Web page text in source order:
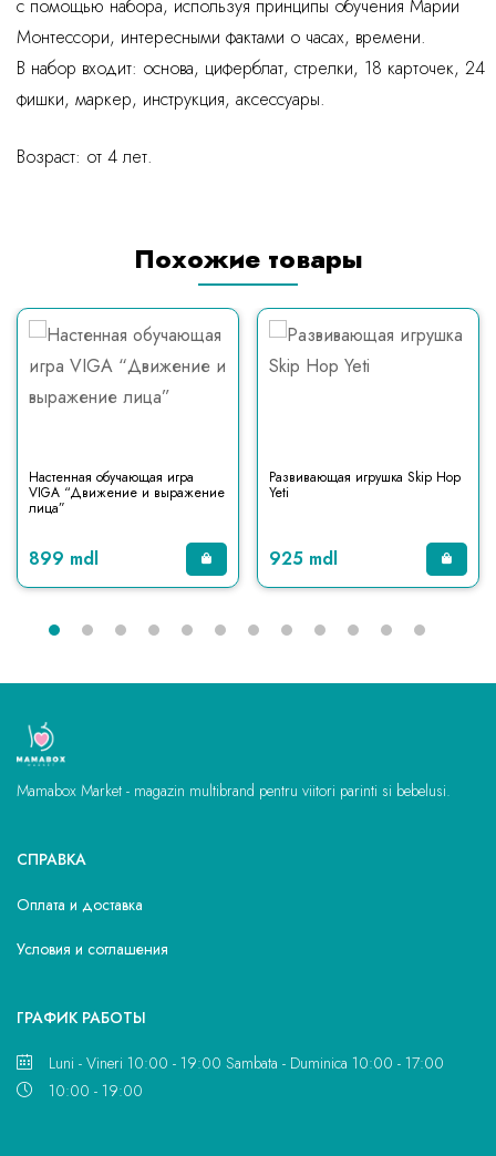
с помощью набора, используя принципы обучения Марии
Монтессори, интересными фактами о часах, времени.
В набор входит: основа, циферблат, стрелки, 18 карточек, 24
фишки, маркер, инструкция, аксессуары.
Возраст: от 4 лет.
Похожие товары
Настенная обучающая игра
VIGA “Движение и выражение
лица”
899 mdl
Развивающая игрушка Skip Hop
Yeti
925 mdl
Mamabox Market - magazin multibrand pentru viitori parinti si bebelusi.
СПРАВКА
Оплата и доставка
Условия и соглашения
ГРАФИК РАБОТЫ
Luni - Vineri 10:00 - 19:00 Sambata - Duminica 10:00 - 17:00
10:00 - 19:00